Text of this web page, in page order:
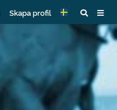
Skapa profil